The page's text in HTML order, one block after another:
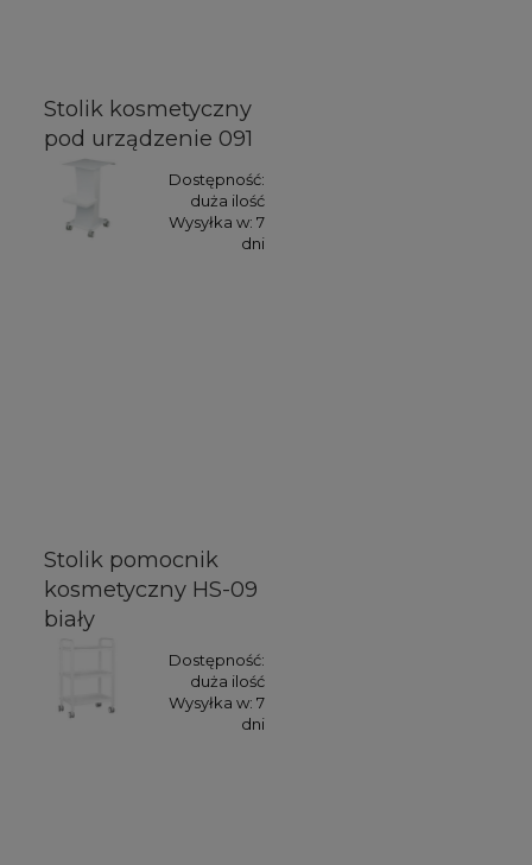
Stolik kosmetyczny
pod urządzenie 091
Dostępność:
duża ilość
Wysyłka w: 7
dni
Stolik pomocnik
kosmetyczny HS-09
biały
Dostępność:
duża ilość
Wysyłka w: 7
dni